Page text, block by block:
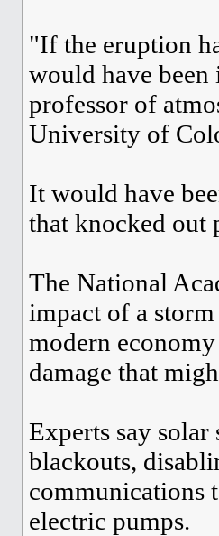
"If the eruption
would have
professor of
University of
It would have
that knocked out
The National
impact of a
modern
damage that
Experts say solar
blackouts,
communications
electric pumps.